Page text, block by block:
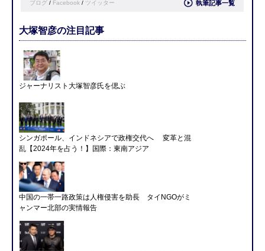
ブログ / Facebook / ツイッター 執筆記事一覧
大塚智彦の注目記事
ジャーナリスト大塚智彦氏を偲ぶ
シンガポール、インドネシアで政権交代へ 変革と混
乱【2024年を占う！】国際：東南アジア
中国の一帯一路政策は人権侵害を助長 タイNGOがミ
ャンマー北部の実情報告